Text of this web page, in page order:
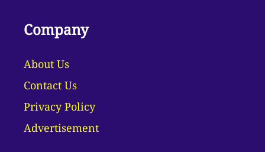
Company
About Us
Contact Us
Privacy Policy
Advertisement